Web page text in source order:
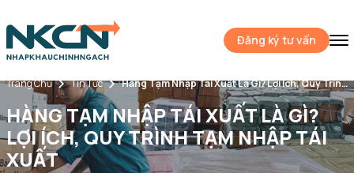
Đăng ký tư vấn
Trang Chủ Tin Tức Hàng Tạm Nhập Tái Xuất Là Gì? Lợi Ích, Quy Trình Tạm Nhập Tái Xuất
HÀNG TẠM NHẬP TÁI XUẤT LÀ GÌ?
LỢI ÍCH, QUY TRÌNH TẠM NHẬP TÁI
XUẤT